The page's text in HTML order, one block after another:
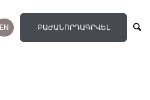
EN ԲԱԺԱՆՈՐԴԱԳՐՎԵԼ